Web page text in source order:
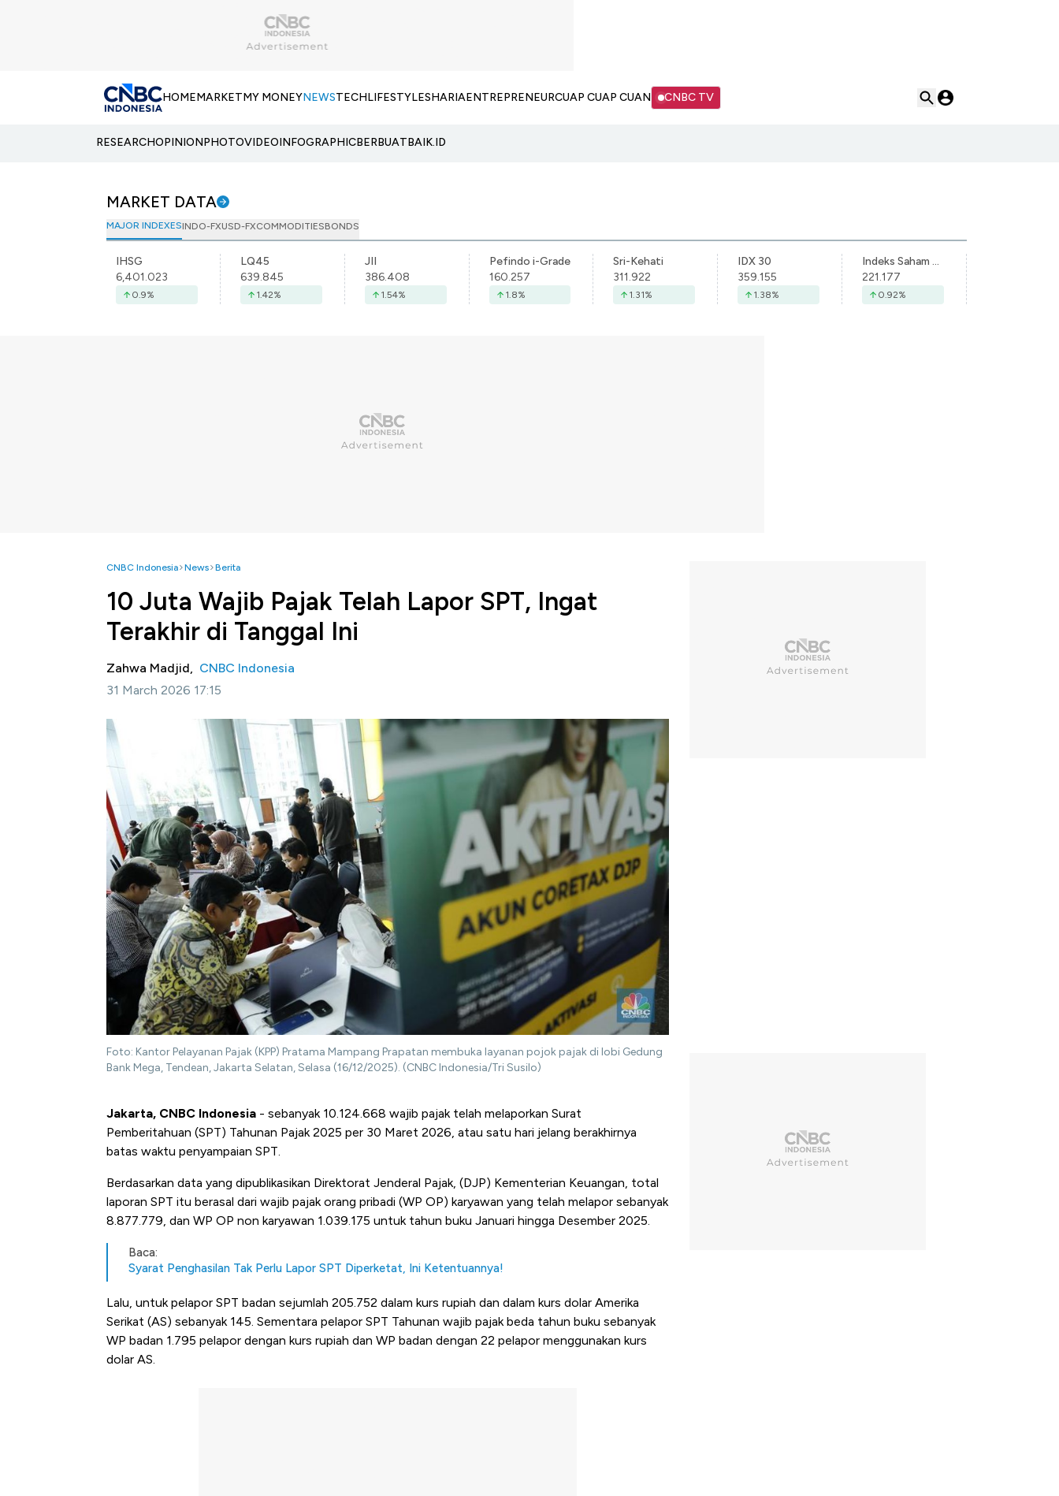
HOMEMARKETMY MONEYNEWSTECHLIFESTYLESHARIAENTREPRENEURCUAP CUAP CUAN CNBC TV
RESEARCHOPINIONPHOTOVIDEOINFOGRAPHICBERBUATBAIK.ID
MARKET DATA
MAJOR INDEXESINDO-FXUSD-FXCOMMODITIESBONDS
IHSG
6,401.023
0.9%
LQ45
639.845
1.42%
JII
386.408
1.54%
Pefindo i-Grade
160.257
1.8%
Sri-Kehati
311.922
1.31%
IDX 30
359.155
1.38%
Indeks Saham Syariah Indonesia
221.177
0.92%
CNBC Indonesia News Berita
10 Juta Wajib Pajak Telah Lapor SPT, Ingat
Terakhir di Tanggal Ini
Zahwa Madjid, CNBC Indonesia
31 March 2026 17:15
Foto: Kantor Pelayanan Pajak (KPP) Pratama Mampang Prapatan membuka layanan pojok pajak di lobi Gedung
Bank Mega, Tendean, Jakarta Selatan, Selasa (16/12/2025). (CNBC Indonesia/Tri Susilo)
Jakarta, CNBC Indonesia - sebanyak 10.124.668 wajib pajak telah melaporkan Surat
Pemberitahuan (SPT) Tahunan Pajak 2025 per 30 Maret 2026, atau satu hari jelang berakhirnya
batas waktu penyampaian SPT.
Berdasarkan data yang dipublikasikan Direktorat Jenderal Pajak, (DJP) Kementerian Keuangan, total
laporan SPT itu berasal dari wajib pajak orang pribadi (WP OP) karyawan yang telah melapor sebanyak
8.877.779, dan WP OP non karyawan 1.039.175 untuk tahun buku Januari hingga Desember 2025.
Baca:
Syarat Penghasilan Tak Perlu Lapor SPT Diperketat, Ini Ketentuannya!
Lalu, untuk pelapor SPT badan sejumlah 205.752 dalam kurs rupiah dan dalam kurs dolar Amerika
Serikat (AS) sebanyak 145. Sementara pelapor SPT Tahunan wajib pajak beda tahun buku sebanyak
WP badan 1.795 pelapor dengan kurs rupiah dan WP badan dengan 22 pelapor menggunakan kurs
dolar AS.